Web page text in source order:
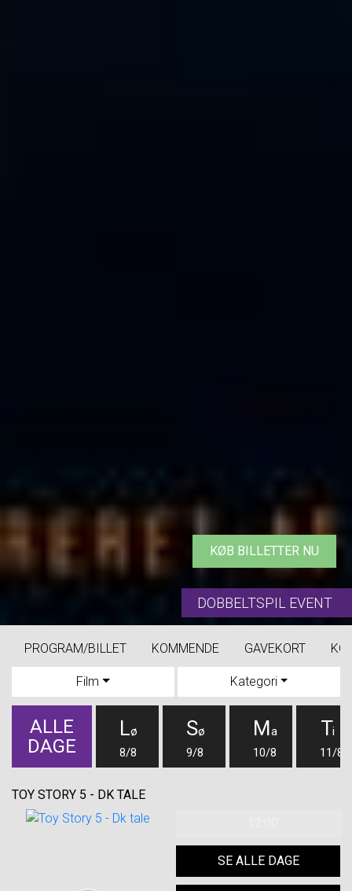
DOBBELTSPIL EVENT
KØB BILLETTER NU
PROGRAM/BILLET KOMMENDE GAVEKORT
Film Kategori
ALLE
DAGE
Lø
8/8
Sø
9/8
Ma
10/8
Ti
11/8
TOY STORY 5 - DK TALE
SE ALLE DAGE